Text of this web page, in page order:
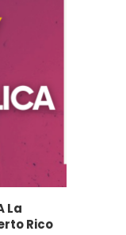
La
Rico